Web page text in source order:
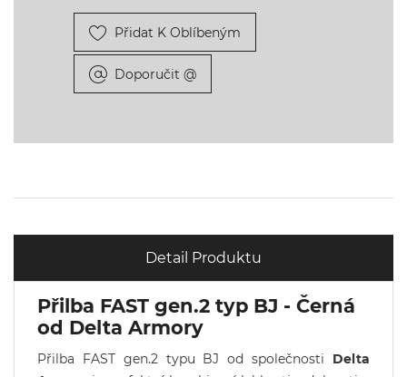
Přidat K Oblíbeným
Doporučit @
Detail Produktu
Přilba FAST gen.2 typ BJ - Černá
od Delta Armory
Přilba FAST gen.2 typu BJ od společnosti Delta